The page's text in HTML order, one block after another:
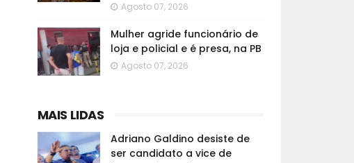
Agosto 07, 2026
Mulher agride funcionário de
loja e policial e é presa, na PB
Agosto 07, 2026
MAIS LIDAS
Adriano Galdino desiste de
ser candidato a vice de